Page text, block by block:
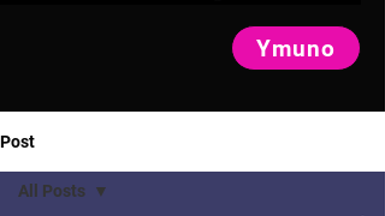
Ymuno
Post
All Posts